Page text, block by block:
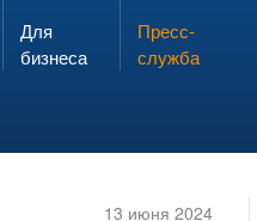
Запах газа?
ЗВОНИ 104
Для
бизнеса
Пресс-
служба
13 июня 2024